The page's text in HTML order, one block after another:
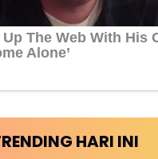
HARI INI